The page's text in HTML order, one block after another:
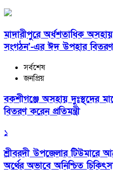
মাদারীপুরে অর্ধশতাধিক
সংগঠন’-এর ঈদ উপহার বিতরণ
সর্বশেষ
জনপ্রিয়
বকশীগঞ্জে অসহায় দুঃস্থদের
বিতরণ করেন প্রতিমন্ত্রী
১
শ্রীবরদী উপজেলার টিউমারে
অর্থের অভাবে অনিশ্চিত